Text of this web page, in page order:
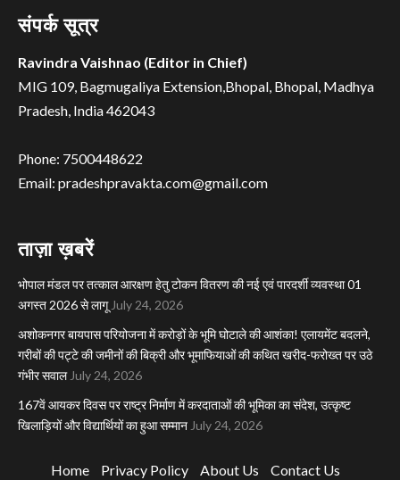
संपर्क सूत्र
Ravindra Vaishnao (Editor in Chief)
MIG 109, Bagmugaliya Extension,Bhopal, Bhopal, Madhya
Pradesh, India 462043
Phone: 7500448622
Email: pradeshpravakta.com@gmail.com
ताज़ा ख़बरें
भोपाल मंडल पर तत्काल आरक्षण हेतु टोकन वितरण की नई एवं पारदर्शी व्यवस्था 01
अगस्त 2026 से लागू July 24, 2026
अशोकनगर बायपास परियोजना में करोड़ों के भूमि घोटाले की आशंका! एलायमेंट बदलने,
गरीबों की पट्टे की जमीनों की बिक्री और भूमाफियाओं की कथित खरीद-फरोख्त पर उठे
गंभीर सवाल July 24, 2026
167वें आयकर दिवस पर राष्ट्र निर्माण में करदाताओं की भूमिका का संदेश, उत्कृष्ट
खिलाड़ियों और विद्यार्थियों का हुआ सम्मान July 24, 2026
Home Privacy Policy About Us Contact Us